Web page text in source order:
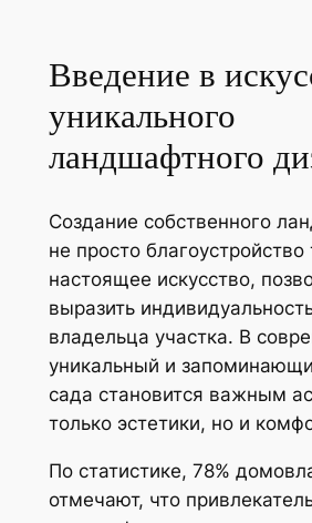
Введение в
уникального
ландшафтного
Создание собственного
не просто благоустройство
настоящее искусство,
выразить
владельца участка. В
уникальный и
сада становится важным
только эстетики, но и
По статистике, 78%
отмечают, что